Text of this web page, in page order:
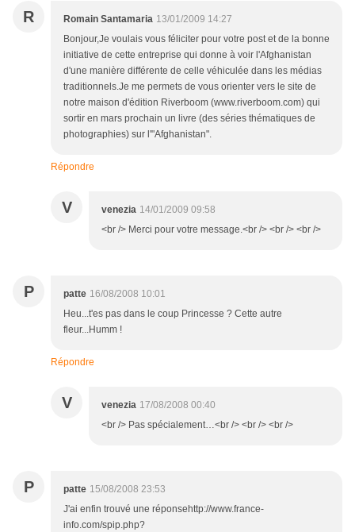
R Romain Santamaria 13/01/2009 14:27
Bonjour,Je voulais vous féliciter pour votre post et de la bonne
initiative de cette entreprise qui donne à voir l'Afghanistan
d'une manière différente de celle véhiculée dans les médias
traditionnels.Je me permets de vous orienter vers le site de
notre maison d'édition Riverboom (www.riverboom.com) qui
sortir en mars prochain un livre (des séries thématiques de
photographies) sur l'"Afghanistan".
Répondre
V venezia 14/01/2009 09:58
<br /> Merci pour votre message.<br /> <br /> <br />
P patte 16/08/2008 10:01
Heu...t'es pas dans le coup Princesse ? Cette autre
fleur...Humm !
Répondre
V venezia 17/08/2008 00:40
<br /> Pas spécialement…<br /> <br /> <br />
P patte 15/08/2008 23:53
J'ai enfin trouvé une réponsehttp://www.france-
info.com/spip.php?